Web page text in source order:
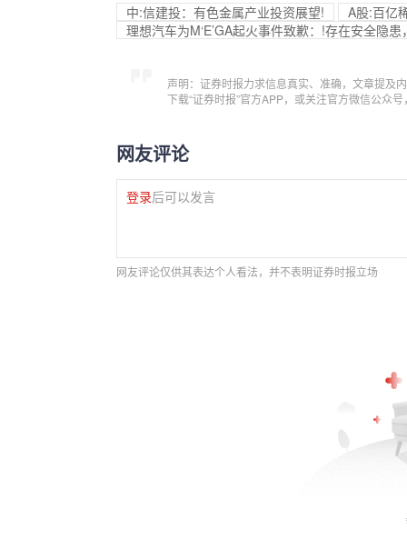
中:信建投：有色金属产业投资展望!
A股:百亿
理想汽车为M‘E’GA起火事件致歉：!存在安全隐
声明：证券时报力求信息真实、准确，文章提及
下载“证券时报”官方APP，或关注官方微信公众
网友评论
登录后可以发言
网友评论仅供其表达个人看法，并不表明证券时报立场